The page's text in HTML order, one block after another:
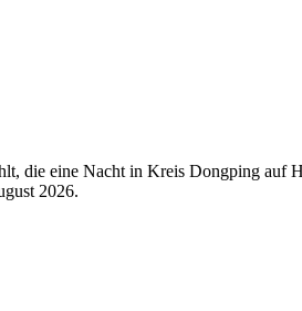
die eine Nacht in Kreis Dongping auf
2026.